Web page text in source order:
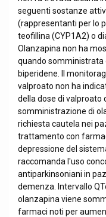
seguenti sostanze
(rappresentanti per lo
teofillina (CYP1A2) o
Olanzapina non ha
quando somministrata
biperidene. Il
valproato non ha
della dose di valproato
somministrazione di
richiesta cautela nei
trattamento con
depressione del
raccomanda l'uso
antiparkinsoniani in
demenza. Intervallo
olanzapina viene
farmaci noti per